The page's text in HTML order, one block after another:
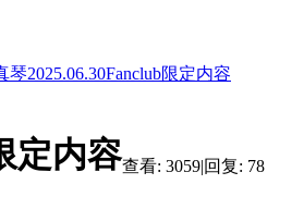
琴2025.06.30Fanclub限定内容
定内容查看: 3059|回复: 78